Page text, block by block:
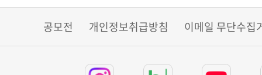
공모전 개인정보취급방침 이메일 무단수집